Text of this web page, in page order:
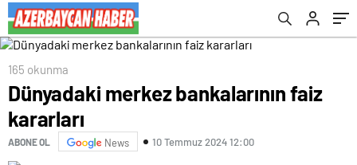
165 okunma
Dünyadaki merkez bankalarının faiz
kararları
ABONE OL News 10 Temmuz 2024 12:00